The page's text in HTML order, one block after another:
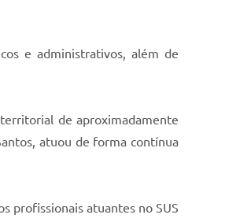
e administrativos, além de
de aproximadamente
atuou de forma contínua
profissionais atuantes no SUS